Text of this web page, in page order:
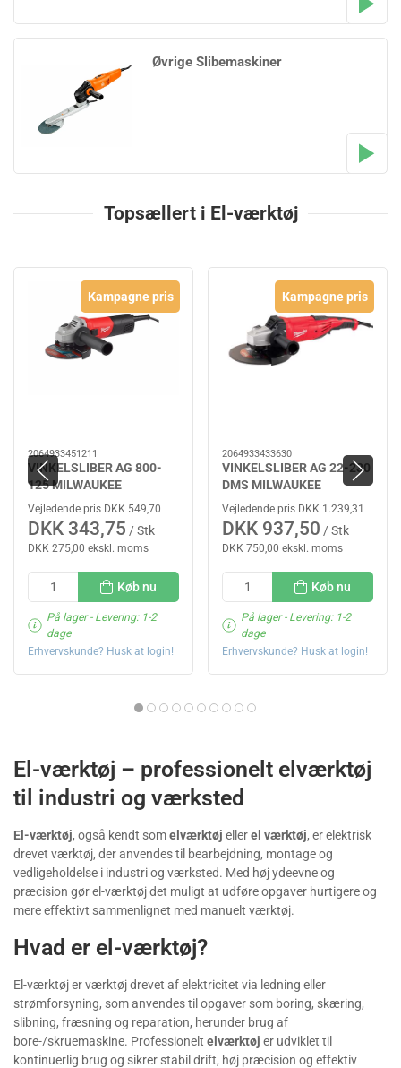
Øvrige Slibemaskiner
Topsællert i El-værktøj
Kampagne pris
2064933451211
VINKELSLIBER AG 800-
125 MILWAUKEE
Vejledende pris DKK 549,70
DKK 343,75 / Stk
DKK 275,00 ekskl. moms
Køb nu
På lager- Levering: 1-2
dage
Erhvervskunde? Husk at login!
Kampagne pris
2064933433630
VINKELSLIBER AG 22-230
DMS MILWAUKEE
Vejledende pris DKK 1.239,31
DKK 937,50 / Stk
DKK 750,00 ekskl. moms
Køb nu
På lager- Levering: 1-2
dage
Erhvervskunde? Husk at login!
El-værktøj – professionelt elværktøj
til industri og værksted
El-værktøj, også kendt somelværktøj ellerel værktøj, er elektrisk
drevet værktøj, der anvendes til bearbejdning, montage og
vedligeholdelse i industri og værksted. Med høj ydeevne og
præcision gør el-værktøj det muligt at udføre opgaver hurtigere og
mere effektivt sammenlignet med manuelt værktøj.
Hvad er el-værktøj?
El-værktøj er værktøj drevet af elektricitet via ledning eller
strømforsyning, som anvendes til opgaver som boring, skæring,
slibning, fræsning og reparation, herunder brug af
bore-/skruemaskine. Professionelt elværktøj er udviklet til
kontinuerlig brug og sikrer stabil drift, høj præcision og effektiv